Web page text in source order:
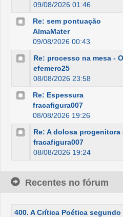
09/08/2026 01:46
Re: sem pontuação
AlmaMater
09/08/2026 00:43
Re: processo na mesa -
efemero25
08/08/2026 23:58
Re: Espessura
fracafigura007
08/08/2026 19:26
Re: A dolosa progenitora
fracafigura007
08/08/2026 19:24
Recentes no fórum
400. A Crítica Poética